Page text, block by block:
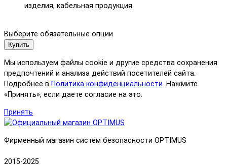
изделия, кабельная продукция
Выберите обязательные опции
Купить
Мы используем файлы cookie и другие средства сохранения
предпочтений и анализа действий посетителей сайта.
Подробнее в Политика конфиденциальности. Нажмите
«Принять», если даете согласие на это.
Принять
Фирменный магазин систем безопасности OPTIMUS
2015-2025